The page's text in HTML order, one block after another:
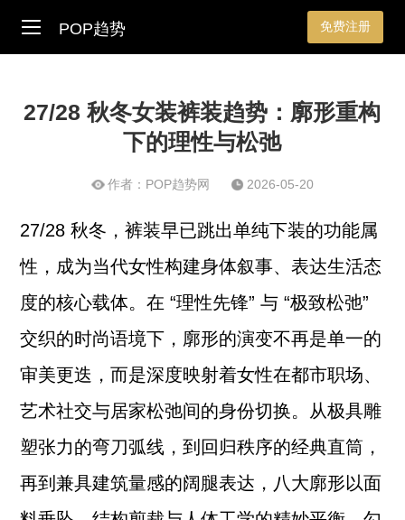
POP趋势 免费注册
27/28 秋冬女装裤装趋势：廓形重构
下的理性与松弛
作者：POP趋势网 2026-05-20
27/28 秋冬，裤装早已跳出单纯下装的功能属
性，成为当代女性构建身体叙事、表达生活态
度的核心载体。在 “理性先锋” 与 “极致松弛”
交织的时尚语境下，廓形的演变不再是单一的
审美更迭，而是深度映射着女性在都市职场、
艺术社交与居家松弛间的身份切换。从极具雕
塑张力的弯刀弧线，到回归秩序的经典直筒，
再到兼具建筑量感的阔腿表达，八大廓形以面